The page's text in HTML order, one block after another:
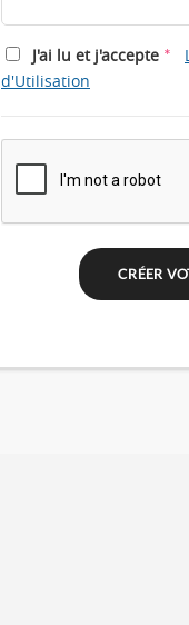
J'ai lu et j'accepte *
d'Utilisation